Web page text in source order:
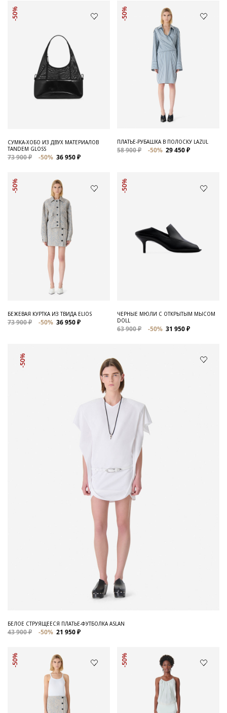
-50%
СУМКА-ХОБО ИЗ ДВУХ МАТЕРИАЛОВ
TANDEM GLOSS
73 900 ₽ -50% 36 950 ₽
-50%
ПЛАТЬЕ-РУБАШКА В ПОЛОСКУ LAZUL
58 900 ₽ -50% 29 450 ₽
-50%
БЕЖЕВАЯ КУРТКА ИЗ ТВИДА ELIOS
73 900 ₽ -50% 36 950 ₽
-50%
ЧЕРНЫЕ МЮЛИ С ОТКРЫТЫМ МЫСОМ
DOLL
63 900 ₽ -50% 31 950 ₽
-50%
БЕЛОЕ СТРУЯЩЕЕСЯ ПЛАТЬЕ-ФУТБОЛКА ASLAN
43 900 ₽ -50% 21 950 ₽
-50% -50%